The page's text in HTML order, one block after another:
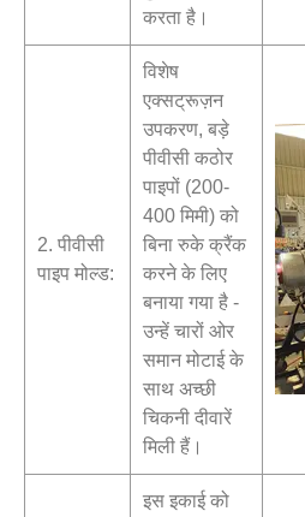
करता है।
2. पीवीसी
पाइप मोल्ड:
विशेष
एक्सट्रूज़न
उपकरण, बड़े
पीवीसी कठोर
पाइपों (200-
400 मिमी) को
बिना रुके क्रैंक
करने के लिए
बनाया गया है -
उन्हें चारों ओर
समान मोटाई के
साथ अच्छी
चिकनी दीवारें
मिली हैं।
इस इकाई को